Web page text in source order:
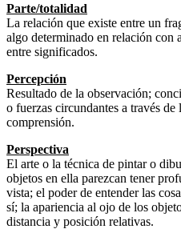
Parte/totalidad
La relación que existe entre un
algo determinado en relación con
entre significados.
Percepción
Resultado de la observación;
o fuerzas circundantes a través de
comprensión.
Perspectiva
El arte o la técnica de pintar o
objetos en ella parezcan tener
vista; el poder de entender las
sí; la apariencia al ojo de los
distancia y posición relativas.